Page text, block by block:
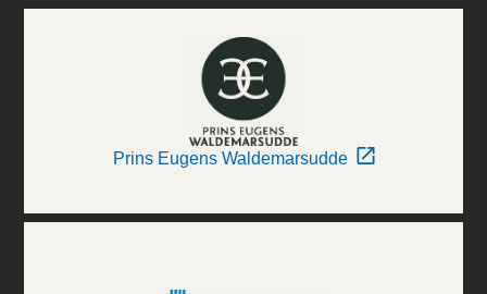
Prins Eugens Waldemarsudde